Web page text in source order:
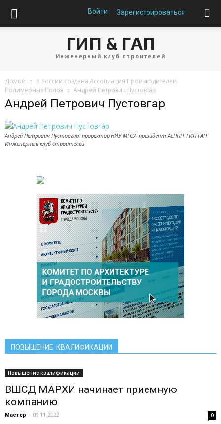
Войти Зарегистрироваться
ГИП & ГАП
Инженерный клуб строителей
Домой
В России создана Ассоциация Производителей
Полимерных Полов
Андрей Петрович Пустовгар
Андрей Петрович Пустовгар
Андрей Петрович Пустовгар, проректор НИУ МГСУ, президент АсППП. ГИП ГАП
Инженерный клуб строителей
ПОВЫШЕНИЕ КВАЛИФИКАЦИИ
Повышение квалификации
ВШСД МАРХИ начинает приемную
компанию
Мастер - 09.11.2022 0